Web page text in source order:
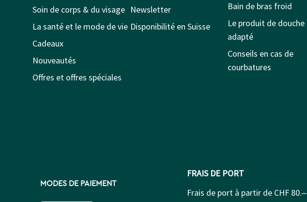
Soin de corps & du visage
La santé et le mode de vie
Cadeaux
Nouveautés
Offres et offres spéciales
Newsletter
Disponibilité en Suisse
Bain de bras froid
Le produit de douche
adapté
Conseils en cas de
courbatures
MODES DE PAIEMENT
FRAIS DE PORT
Frais de port à partir de CHF 80.‒